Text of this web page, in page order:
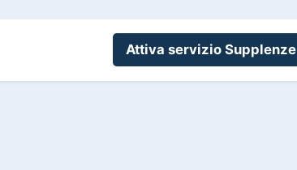
Attiva servizio Supplenze